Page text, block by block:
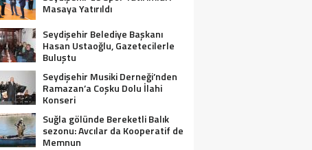
Masaya Yatırıldı
Seydişehir Belediye Başkanı
Hasan Ustaoğlu, Gazetecilerle
Buluştu
Seydişehir Musiki Derneği’nden
Ramazan’a Coşku Dolu İlahi
Konseri
Suğla gölünde Bereketli Balık
sezonu: Avcılar da Kooperatif de
Memnun